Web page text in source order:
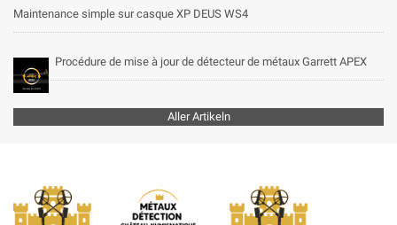
Maintenance simple sur casque XP DEUS WS4
Procédure de mise à jour de détecteur de métaux Garrett APEX
Aller Artikeln